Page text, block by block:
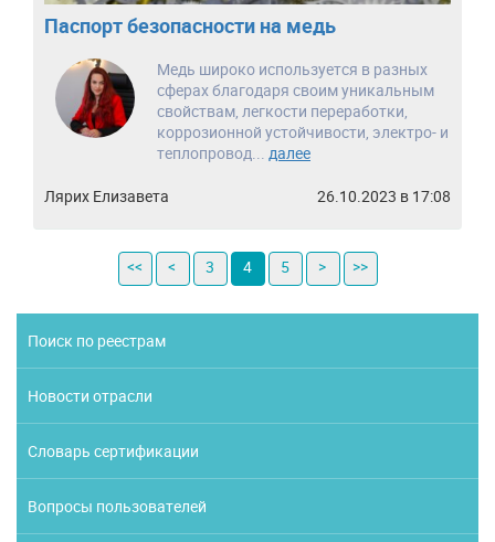
Паспорт безопасности на медь
Медь широко используется в разных
сферах благодаря своим уникальным
свойствам, легкости переработки,
коррозионной устойчивости, электро- и
теплопровод... далее
Лярих Елизавета 26.10.2023 в 17:08
<< < 3 4 5 > >>
Поиск по реестрам
Новости отрасли
Словарь сертификации
Вопросы пользователей